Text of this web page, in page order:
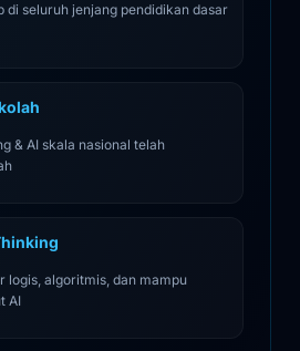
di seluruh jenjang pendidikan dasar
& AI skala nasional telah
logis, algoritmis, dan mampu
AI